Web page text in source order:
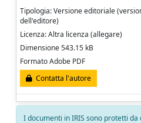
Tipologia: Versione editoriale
dell'editore)
Licenza: Altra licenza (allegare)
Dimensione 543.15 kB
Formato Adobe PDF
Contatta l'autore
I documenti in IRIS sono protetti